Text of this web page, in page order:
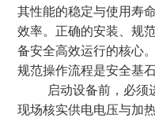
其性能的稳定与使用寿
效率。正确的安装、规
备安全高效运行的核心。
规范操作流程是安全基
启动设备前，必须
现场核实供电电压与加